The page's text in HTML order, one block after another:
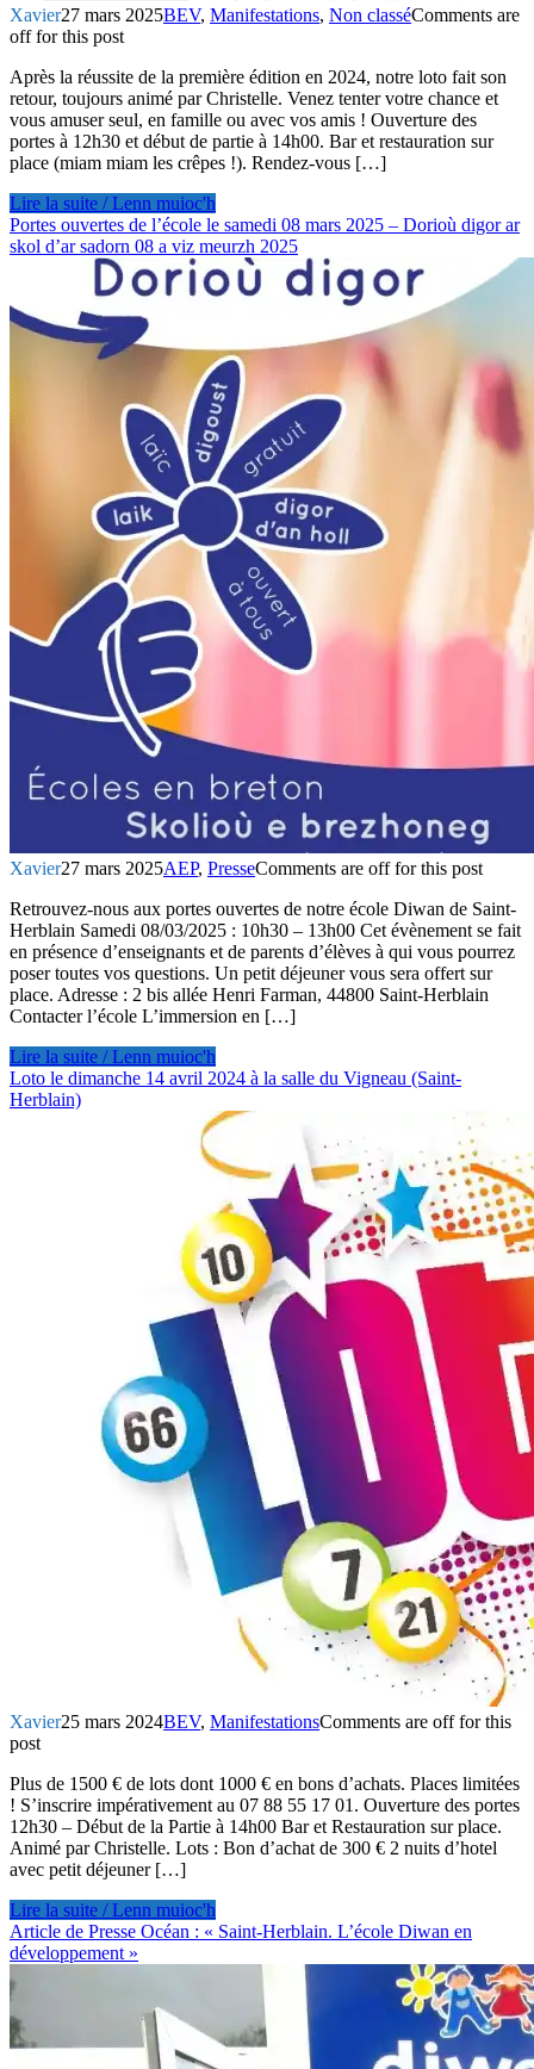
Xavier27 mars 2025BEV, Manifestations, Non classéComments are
off for this post
Après la réussite de la première édition en 2024, notre loto fait son
retour, toujours animé par Christelle. Venez tenter votre chance et
vous amuser seul, en famille ou avec vos amis ! Ouverture des
portes à 12h30 et début de partie à 14h00. Bar et restauration sur
place (miam miam les crêpes !). Rendez-vous […]
Lire la suite / Lenn muioc'h
Portes ouvertes de l’école le samedi 08 mars 2025 – Dorioù digor ar
skol d’ar sadorn 08 a viz meurzh 2025
Xavier27 mars 2025AEP, PresseComments are off for this post
Retrouvez-nous aux portes ouvertes de notre école Diwan de Saint-
Herblain Samedi 08/03/2025 : 10h30 – 13h00 Cet évènement se fait
en présence d’enseignants et de parents d’élèves à qui vous pourrez
poser toutes vos questions. Un petit déjeuner vous sera offert sur
place. Adresse : 2 bis allée Henri Farman, 44800 Saint-Herblain
Contacter l’école L’immersion en […]
Lire la suite / Lenn muioc'h
Loto le dimanche 14 avril 2024 à la salle du Vigneau (Saint-
Herblain)
Xavier25 mars 2024BEV, ManifestationsComments are off for this
post
Plus de 1500 € de lots dont 1000 € en bons d’achats. Places limitées
! S’inscrire impérativement au 07 88 55 17 01. Ouverture des portes
12h30 – Début de la Partie à 14h00 Bar et Restauration sur place.
Animé par Christelle. Lots : Bon d’achat de 300 € 2 nuits d’hotel
avec petit déjeuner […]
Lire la suite / Lenn muioc'h
Article de Presse Océan : « Saint-Herblain. L’école Diwan en
développement »